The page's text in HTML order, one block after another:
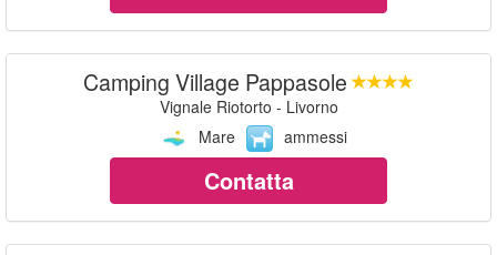
Camping Village Pappasole
Vignale Riotorto - Livorno
Mare
ammessi
Contatta